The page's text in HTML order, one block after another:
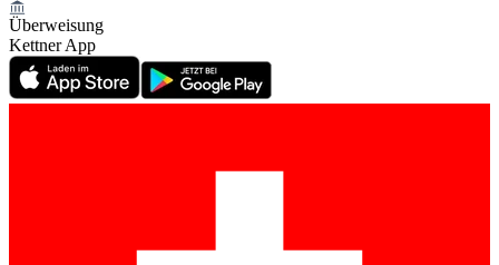
Überweisung
Kettner App